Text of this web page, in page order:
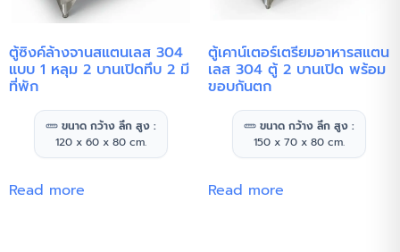
ตู้ซิงค์ล้างจานสแตนเลส 304
แบบ 1 หลุม 2 บานเปิดทึบ 2 มี
ที่พัก
ขนาด กว้าง ลึก สูง :
120 x 60 x 80 cm.
Read more
ตู้เคาน์เตอร์เตรียมอาหารสแตน
เลส 304 ตู้ 2 บานเปิด พร้อม
ขอบกันตก
ขนาด กว้าง ลึก สูง :
150 x 70 x 80 cm.
Read more